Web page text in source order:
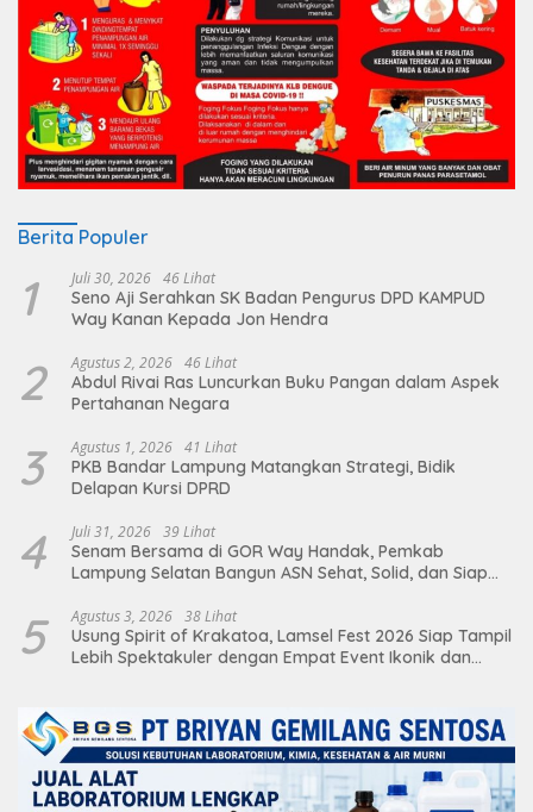
Berita Populer
1 Juli 30, 2026 46 Lihat
Seno Aji Serahkan SK Badan Pengurus DPD KAMPUD
Way Kanan Kepada Jon Hendra
2 Agustus 2, 2026 46 Lihat
Abdul Rivai Ras Luncurkan Buku Pangan dalam Aspek
Pertahanan Negara
3 Agustus 1, 2026 41 Lihat
PKB Bandar Lampung Matangkan Strategi, Bidik
Delapan Kursi DPRD
4 Juli 31, 2026 39 Lihat
Senam Bersama di GOR Way Handak, Pemkab
Lampung Selatan Bangun ASN Sehat, Solid, dan Siap
5 Agustus 3, 2026 38 Lihat
Usung Spirit of Krakatoa, Lamsel Fest 2026 Siap Tampil
Lebih Spektakuler dengan Empat Event Ikonik dan